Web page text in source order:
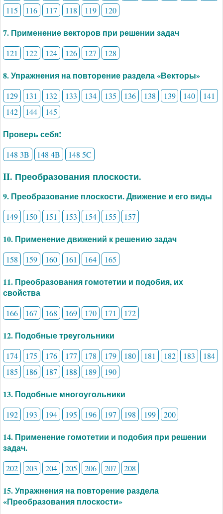
115 116 117 118 119 120
7. Применение векторов при решении задач
121 122 124 126 127 128
8. Упражнения на повторение раздела «Векторы»
129 131 132 133 134 135 136 138 139 140
141
142
144 145
Проверь себя!
148 3B 148 4B 148 5C
II. Преобразования плоскости.
9. Преобразование плоскости. Движение и его виды
149 150 151 153 154 155 157
10. Применение движений к решению задач
158 159 160 161 164 165
11. Преобразования гомотетии и подобия, их
свойства
166 167 168 169 170 171 172
12. Подобные треугольники
174 175 176 177 178 179 180 181 182 183
184
185
186 187 188 189 190
13. Подобные многоугольники
192 193 194 195 196 197 198 199 200
14. Применение гомотетии и подобия при решении
задач.
202 203 204 205 206 207 208
15. Упражнения на повторение раздела
«Преобразования плоскости»